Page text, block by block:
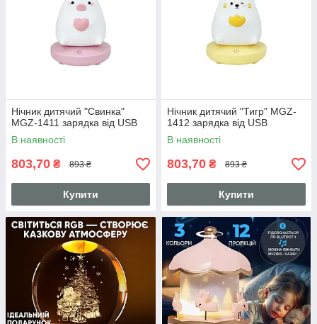
Нічник дитячий "Свинка"
MGZ-1411 зарядка від USB
В наявності
803,70 ₴ 893 ₴
Купити
Нічник дитячий "Тигр" MGZ-
1412 зарядка від USB
В наявності
803,70 ₴ 893 ₴
Купити